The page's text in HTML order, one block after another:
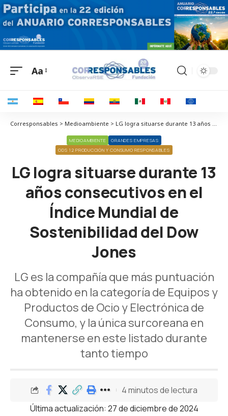
Aa
Corresponsables > Medioambiente > LG logra situarse durante 13 años consecutivos en el Índice Mundial de Sostenibilidad del Dow Jones
MEDIOAMBIENTE
GRANDES EMPRESAS
ODS 12 PRODUCCIÓN Y CONSUMO RESPONSABLES
LG logra situarse durante 13
años consecutivos en el
Índice Mundial de
Sostenibilidad del Dow
Jones
LG es la compañía que más puntuación
ha obtenido en la categoría de Equipos y
Productos de Ocio y Electrónica de
Consumo, y la única surcoreana en
mantenerse en este listado durante
tanto tiempo
Última actualización: 27 de diciembre de 2024
4 minutos de lectura